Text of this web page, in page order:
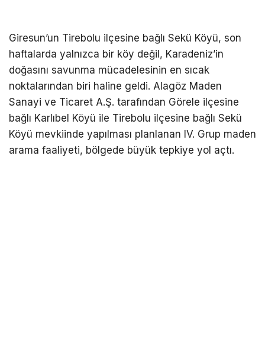
Giresun’un Tirebolu ilçesine bağlı Sekü Köyü, son
haftalarda yalnızca bir köy değil, Karadeniz’in
doğasını savunma mücadelesinin en sıcak
noktalarından biri haline geldi. Alagöz Maden
Sanayi ve Ticaret A.Ş. tarafından Görele ilçesine
bağlı Karlıbel Köyü ile Tirebolu ilçesine bağlı Sekü
Köyü mevkiinde yapılması planlanan IV. Grup maden
arama faaliyeti, bölgede büyük tepkiye yol açtı.